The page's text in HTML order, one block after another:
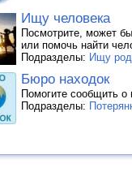
Ищу человека
Посмотрите, может
или помочь найти
Подразделы: Ищу
Бюро находок
Помогите сообщить
Подразделы: